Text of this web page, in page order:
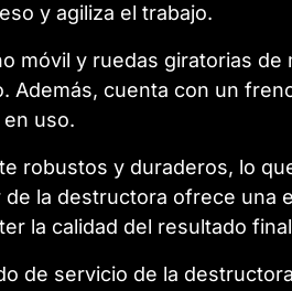
y agiliza el trabajo.
móvil y ruedas giratorias de
Además, cuenta con un
uso.
robustos y duraderos, lo
la destructora ofrece una
la calidad del resultado
de servicio de la